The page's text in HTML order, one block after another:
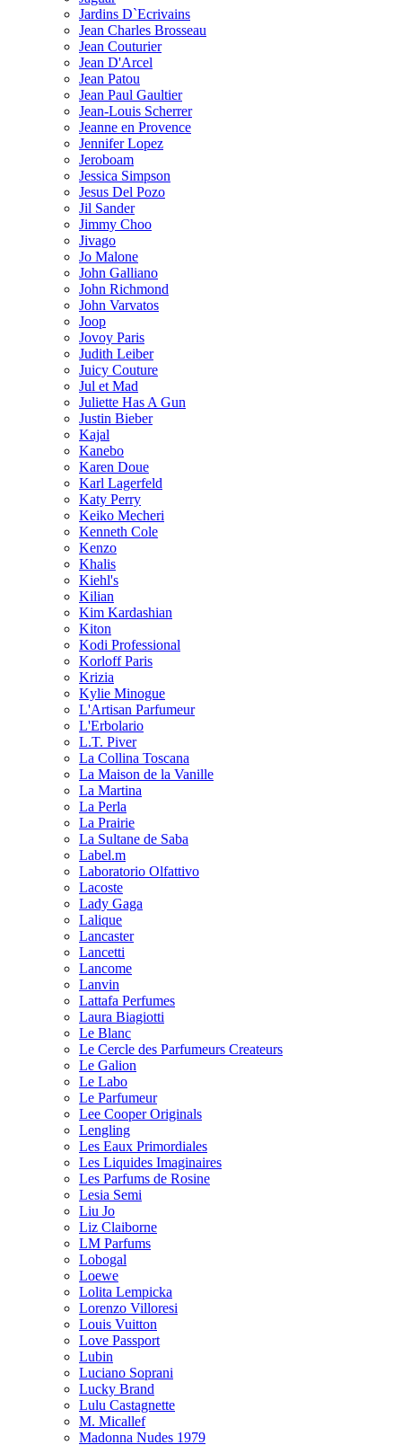
Jardins D`Ecrivains
Jean Charles Brosseau
Jean Couturier
Jean D'Arcel
Jean Patou
Jean Paul Gaultier
Jean-Louis Scherrer
Jeanne en Provence
Jennifer Lopez
Jeroboam
Jessica Simpson
Jesus Del Pozo
Jil Sander
Jimmy Choo
Jivago
Jo Malone
John Galliano
John Richmond
John Varvatos
Joop
Jovoy Paris
Judith Leiber
Juicy Couture
Jul et Mad
Juliette Has A Gun
Justin Bieber
Kajal
Kanebo
Karen Doue
Karl Lagerfeld
Katy Perry
Keiko Mecheri
Kenneth Cole
Kenzo
Khalis
Kiehl's
Kilian
Kim Kardashian
Kiton
Kodi Professional
Korloff Paris
Krizia
Kylie Minogue
L'Artisan Parfumeur
L'Erbolario
L.T. Piver
La Collina Toscana
La Maison de la Vanille
La Martina
La Perla
La Prairie
La Sultane de Saba
Label.m
Laboratorio Olfattivo
Lacoste
Lady Gaga
Lalique
Lancaster
Lancetti
Lancome
Lanvin
Lattafa Perfumes
Laura Biagiotti
Le Blanc
Le Cercle des Parfumeurs Createurs
Le Galion
Le Labo
Le Parfumeur
Lee Cooper Originals
Lengling
Les Eaux Primordiales
Les Liquides Imaginaires
Les Parfums de Rosine
Lesia Semi
Liu Jo
Liz Claiborne
LM Parfums
Lobogal
Loewe
Lolita Lempicka
Lorenzo Villoresi
Louis Vuitton
Love Passport
Lubin
Luciano Soprani
Lucky Brand
Lulu Castagnette
M. Micallef
Madonna Nudes 1979